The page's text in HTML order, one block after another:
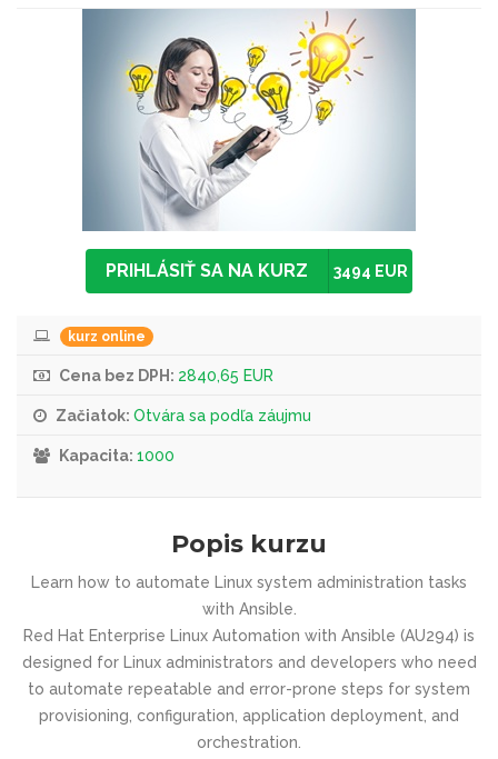
PRIHLÁSIŤ SA NA KURZ 3494 EUR
kurz online
Cena bez DPH: 2840,65 EUR
Začiatok: Otvára sa podľa záujmu
Kapacita: 1000
Popis kurzu
Learn how to automate Linux system administration tasks
with Ansible.
Red Hat Enterprise Linux Automation with Ansible (AU294) is
designed for Linux administrators and developers who need
to automate repeatable and error-prone steps for system
provisioning, configuration, application deployment, and
orchestration.